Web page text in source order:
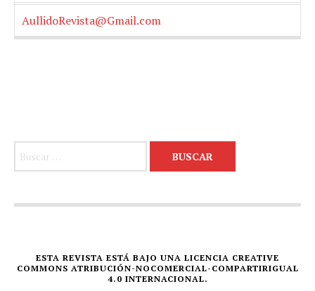
AullidoRevista@Gmail.com
ESTA REVISTA ESTÁ BAJO UNA LICENCIA CREATIVE
COMMONS ATRIBUCIÓN-NOCOMERCIAL-COMPARTIRIGUAL
4.0 INTERNACIONAL.